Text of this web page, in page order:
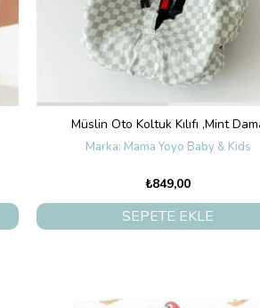
Müslin Oto Koltuk Kılıfı ,Mint
Mama Yoyo Baby & Kids
₺849,00
SEPETE EKLE